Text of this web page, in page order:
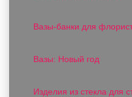
Вазы-банки для
Вазы: Новый год
Изделия из стекла для